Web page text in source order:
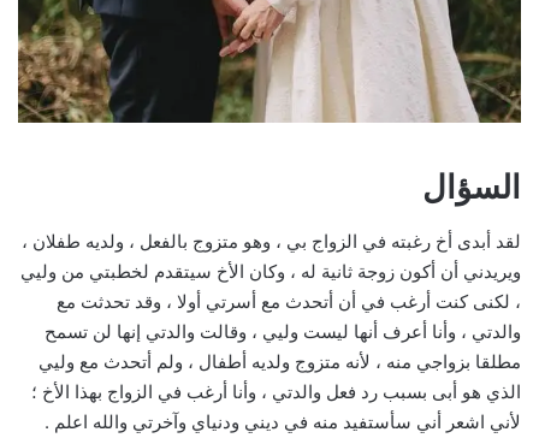
السؤال
لقد أبدى أخ رغبته في الزواج بي ، وهو متزوج بالفعل ، ولديه طفلان ،
ويريدني أن أكون زوجة ثانية له ، وكان الأخ سيتقدم لخطبتي من وليي
، لكنى كنت أرغب في أن أتحدث مع أسرتي أولا ، وقد تحدثت مع
والدتي ، وأنا أعرف أنها ليست وليي ، وقالت والدتي إنها لن تسمح
مطلقا بزواجي منه ، لأنه متزوج ولديه أطفال ، ولم أتحدث مع وليي
الذي هو أبى بسبب رد فعل والدتي ، وأنا أرغب في الزواج بهذا الأخ ؛
لأني اشعر أني سأستفيد منه في ديني ودنياي وآخرتي والله اعلم .